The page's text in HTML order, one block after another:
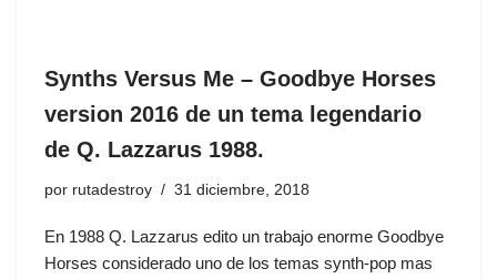
Synths Versus Me – Goodbye Horses
version 2016 de un tema legendario
de Q. Lazzarus 1988.
por rutadestroy 31 diciembre, 2018
En 1988 Q. Lazzarus ‎edito un trabajo enorme Goodbye
Horses considerado uno de los temas synth-pop mas